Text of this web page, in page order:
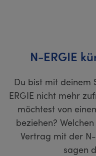
N-ERGIE
Du bist mit deinem
ERGIE nicht mehr
möchtest von
beziehen?
Vertrag mit der
sagen